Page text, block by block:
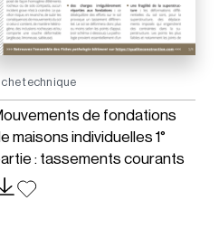
technique
de fondations
maisons individuelles 1°
: tassements courants